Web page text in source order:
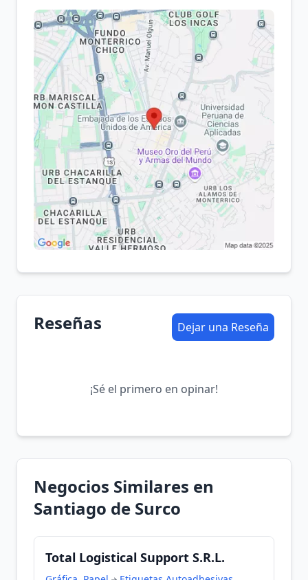
Reseñas Dejar una Reseña
¡Sé el primero en opinar!
Negocios Similares en
Santiago de Surco
Total Logistical Support S.R.L.